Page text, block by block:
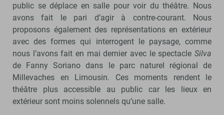
public se déplace en salle pour voir du théâtre. Nous
avons fait le pari d’agir à contre-courant. Nous
proposons également des représentations en extérieur
avec des formes qui interrogent le paysage, comme
nous l’avons fait en mai dernier avec le spectacle Silva
de Fanny Soriano dans le parc naturel régional de
Millevaches en Limousin. Ces moments rendent le
théâtre plus accessible au public car les lieux en
extérieur sont moins solennels qu’une salle.